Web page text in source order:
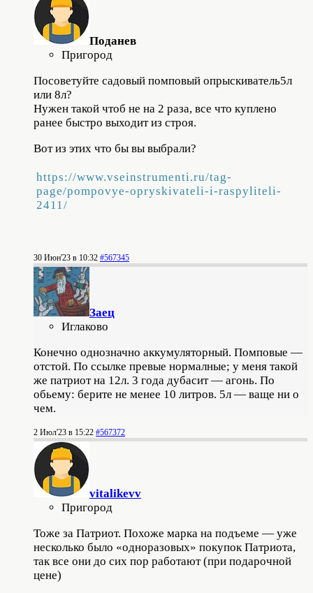
Поданев
Пригород
Посоветуйте садовый помповый опрыскиватель5л
или 8л?
Нужен такой чтоб не на 2 раза, все что куплено
ранее быстро выходит из строя.
Вот из этих что бы вы выбрали?
https://www.vseinstrumenti.ru/tag-
page/pompovye-opryskivateli-i-raspyliteli-
2411/
30 Июн'23 в 10:32 #567345
Заец
Иглаково
Конечно однозначно аккумуляторный. Помповые —
отстой. По ссылке превые нормалные; у меня такой
же патриот на 12л. 3 года дубасит — агонь. По
обьему: берите не менее 10 литров. 5л — ваще ни о
чем.
2 Июл'23 в 15:22 #567372
vitalikevv
Пригород
Тоже за Патриот. Похоже марка на подъеме — уже
несколько было «одноразовых» покупок Патриота,
так все они до сих пор работают (при подарочной
цене)